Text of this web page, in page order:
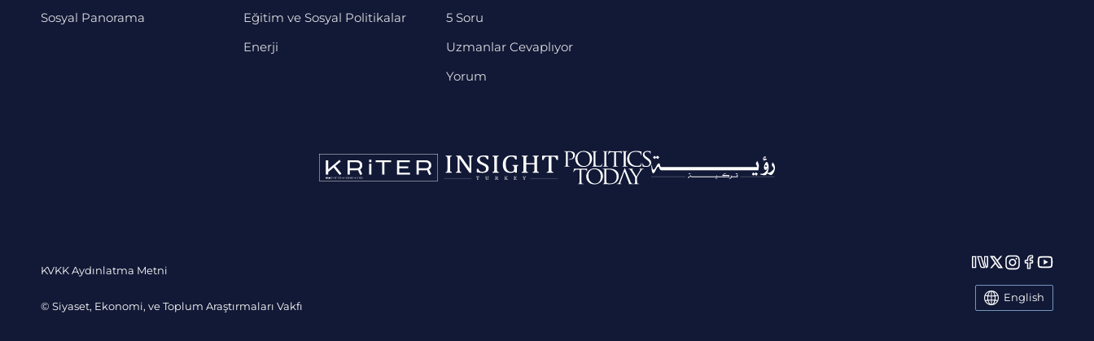
Sosyal Panorama
Eğitim ve Sosyal Politikalar
Enerji
5 Soru
Uzmanlar Cevaplıyor
Yorum
KVKK Aydınlatma Metni
© Siyaset, Ekonomi, ve Toplum Araştırmaları Vakfı
English